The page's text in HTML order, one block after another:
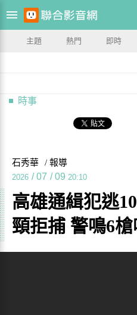
主題 熱門 即時
時事
石秀華 / 報導
2026 / 07 / 09 20:10
高雄通緝犯逃
頸拒捕 警鳴6